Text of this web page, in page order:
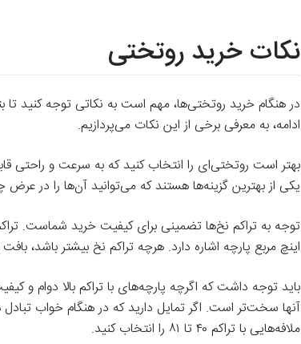
نکات خرید روتختی
در هنگام خرید روتختی‌ها، مهم است به نکاتی توجه کنید تا
ادامه، به معرفی برخی از این نکات می‌پردازیم.
بهتر است روتختی‌ای را انتخاب کنید که به سرعت و راحتی
یکی از بهترین گزینه‌ها هستند که می‌توانید آن‌ها را در
توجه به تراکم نخ‌ها تضمینی برای کیفیت خرید شماست.
اینچ مربع پارچه اشاره دارد. هرچه تراکم نخ بیشتر باشد،
باید توجه داشت که اگرچه پارچه‌های با تراکم بالا دوام و
آنها سخت‌تر است. اگر تمایل دارید که در هنگام خواب
ملافه‌هایی با تراکم ۴۰ تا ۸۱ را انتخاب کنید.